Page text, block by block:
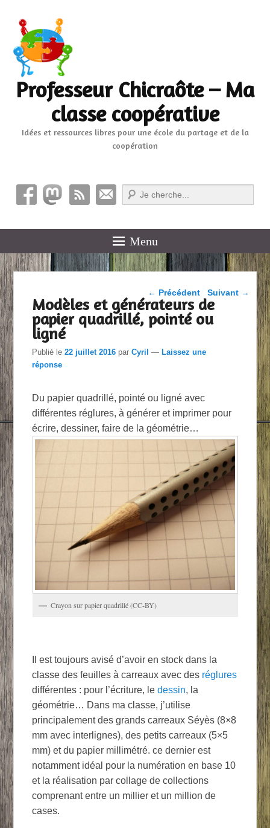
Professeur Chicraôte – Ma
classe coopérative
Idées et ressources libres pour une école du partage et de la
coopération
Recherche
Menu
Parcourir les articles
← Précédent Suivant →
Modèles et générateurs de
papier quadrillé, pointé ou
ligné
Publié le22 juillet 2016 parCyril —Laissez une
réponse
Du papier quadrillé, pointé ou ligné avec
différentes réglures, à générer et imprimer pour
écrire, dessiner, faire de la géométrie…
Crayon sur papier quadrillé (CC-BY)
Il est toujours avisé d’avoir en stock dans la
classe des feuilles à carreaux avec des réglures
différentes : pour l’écriture, ledessin, la
géométrie… Dans ma classe, j’utilise
principalement des grands carreaux Séyès (8×8
mm avec interlignes), des petits carreaux (5×5
mm) et du papier millimétré. ce dernier est
notamment idéal pour la numération en base 10
et la réalisation par collage de collections
comprenant entre un millier et un million de
cases.